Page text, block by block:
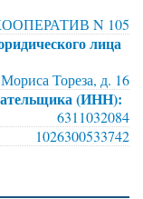
N 105
лица
Тореза, д. 16
(ИНН):
6311032084
1026300533742